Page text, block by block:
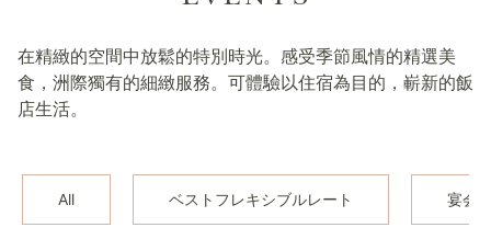
在精緻的空間中放鬆的特別時光。感受季節風情的精選美
食，洲際獨有的細緻服務。可體驗以住宿為目的，嶄新的飯
店生活。
All ベストフレキシブルレート 宴会